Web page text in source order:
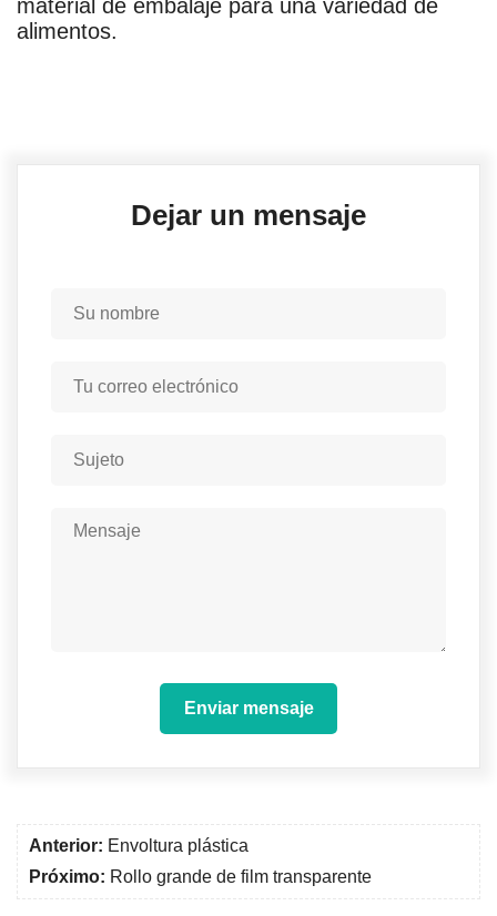
material de embalaje para una variedad de
alimentos.
Dejar un mensaje
Enviar mensaje
Anterior: Envoltura plástica
Próximo: Rollo grande de film transparente